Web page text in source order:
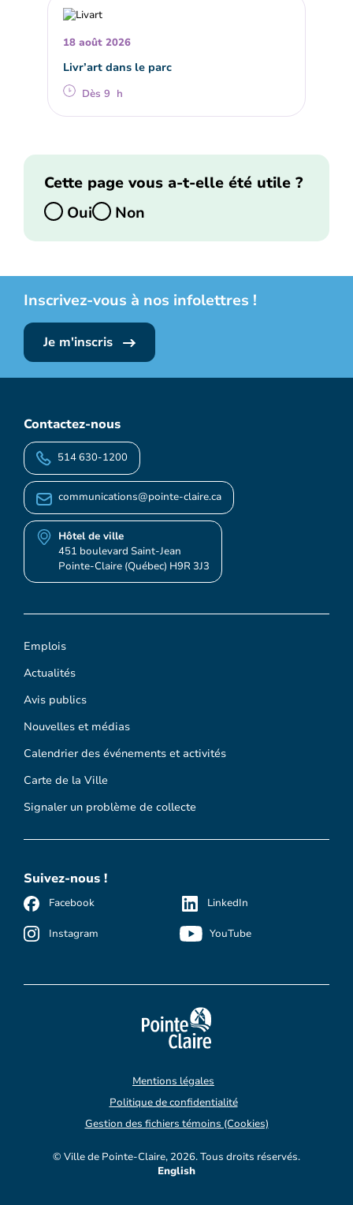
18 août 2026
Livr’art dans le parc
Dès 9 h
Cette page vous a-t-elle été utile ?
Oui
Non
Inscrivez-vous à nos infolettres !
Je m'inscris
Emplois
Actualités
Avis publics
Nouvelles et médias
Calendrier des événements et activités
Carte de la Ville
Signaler un problème de collecte
Contactez-nous
514 630-1200
communications@pointe-claire.ca
Hôtel de ville
451 boulevard Saint-Jean
Pointe-Claire (Québec) H9R 3J3
Suivez-nous !
Facebook
Instagram
LinkedIn
YouTube
© Ville de Pointe-Claire, 2026. Tous droits réservés.
Mentions légales
Politique de confidentialité
Gestion des fichiers témoins (Cookies)
English